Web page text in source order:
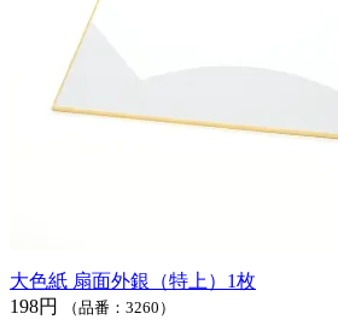
大色紙 扇面外銀（特上）1枚
198円
（品番：3260）